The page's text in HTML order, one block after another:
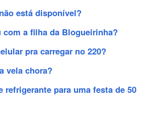
está disponível?
com a filha da Blogueirinha?
pra carregar no 220?
vela chora?
refrigerante para uma festa de 50